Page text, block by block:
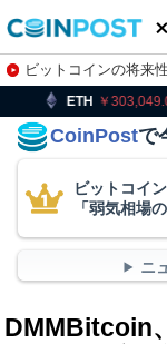
ビットコインの将来性
株特集・関連銘柄
303,049.0 0.17
CoinPostで
ビットコイ
「弱気相場
ニ
DMMBitcoin